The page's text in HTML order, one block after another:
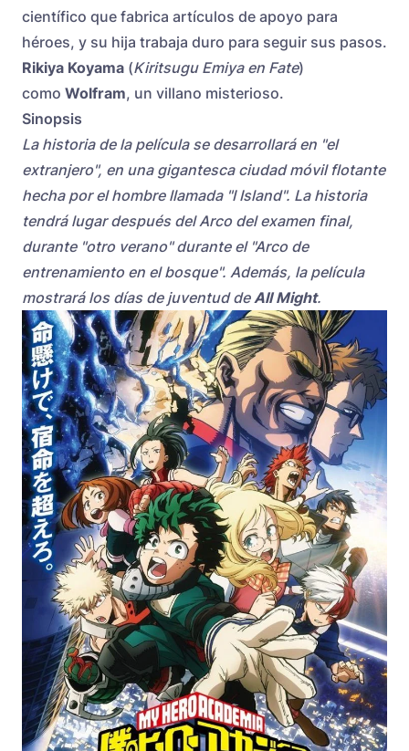
científico que fabrica artículos de apoyo para
héroes, y su hija trabaja duro para seguir sus pasos.
Rikiya Koyama (Kiritsugu Emiya en Fate)
como Wolfram, un villano misterioso.
Sinopsis
La historia de la película se desarrollará en "el
extranjero", en una gigantesca ciudad móvil flotante
hecha por el hombre llamada "I Island". La historia
tendrá lugar después del Arco del examen final,
durante "otro verano" durante el "Arco de
entrenamiento en el bosque". Además, la película
mostrará los días de juventud deAll Might.